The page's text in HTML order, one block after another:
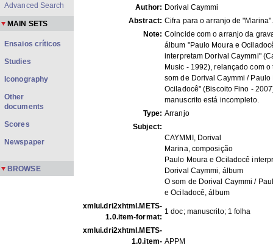
Author: Dorival Caymmi
Abstract: Cifra para o arranjo de "Marina".
Note: Coincide com o arranjo da
álbum "Paulo Moura e
interpretam Dorival Caymmi"
Music - 1992), relançado com o
som de Dorival Caymmi / Paulo
Ociladocê" (Biscoito Fino -
manuscrito está incompleto.
Type: Arranjo
Subject:
CAYMMI, Dorival
Marina, composição
Paulo Moura e Ociladocê
Dorival Caymmi, álbum
O som de Dorival Caymmi /
e Ociladocê, álbum
xmlui.dri2xhtml.METS-
1.0.item-format:
1 doc; manuscrito; 1 folha
xmlui.dri2xhtml.METS-
1.0.item- APPM
Advanced Search
MAIN SETS
Ensaios críticos
Studies
Iconography
Other
documents
Scores
Newspaper
BROWSE